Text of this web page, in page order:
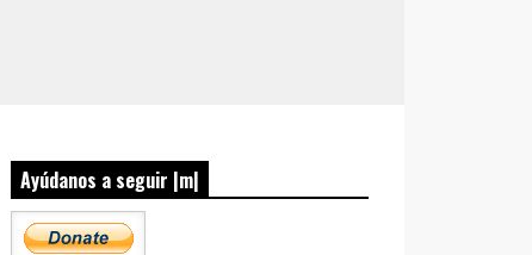
Ayúdanos a seguir |m|